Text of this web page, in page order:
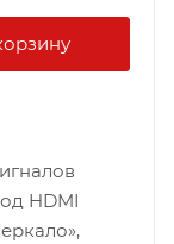
HDMI